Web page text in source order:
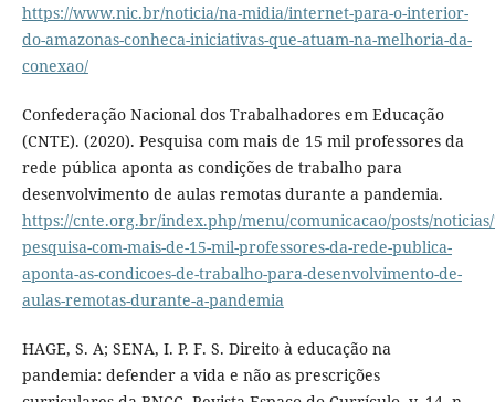
https://www.nic.br/noticia/na-midia/internet-para-o-interior-
do-amazonas-conheca-iniciativas-que-atuam-na-melhoria-da-
conexao/
Confederação Nacional dos Trabalhadores em Educação
(CNTE). (2020). Pesquisa com mais de 15 mil professores da
rede pública aponta as condições de trabalho para
desenvolvimento de aulas remotas durante a pandemia.
https://cnte.org.br/index.php/menu/comunicacao/posts/noticias/
pesquisa-com-mais-de-15-mil-professores-da-rede-publica-
aponta-as-condicoes-de-trabalho-para-desenvolvimento-de-
aulas-remotas-durante-a-pandemia
HAGE, S. A; SENA, I. P. F. S. Direito à educação na
pandemia: defender a vida e não as prescrições